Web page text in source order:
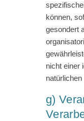
können,
gesondert
nicht einer
g)